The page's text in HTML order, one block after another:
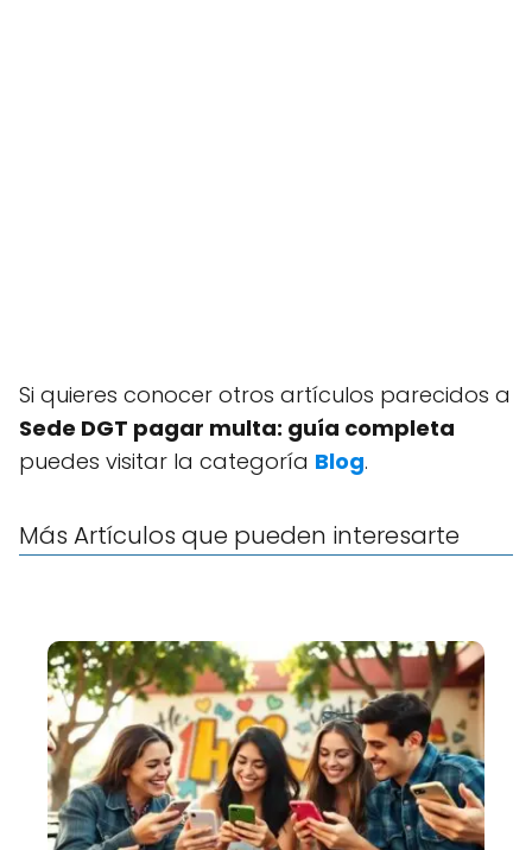
Si quieres conocer otros artículos parecidos a
Sede DGT pagar multa: guía completa
puedes visitar la categoría Blog.
Más Artículos que pueden interesarte